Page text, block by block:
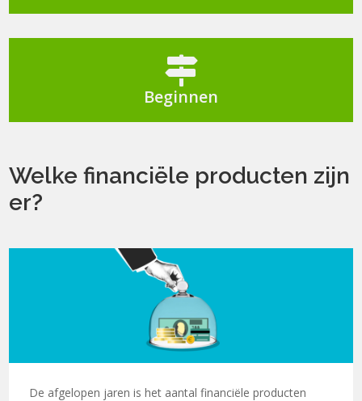

Beginnen
Welke financiële producten zijn
er?
De afgelopen jaren is het aantal financiële producten